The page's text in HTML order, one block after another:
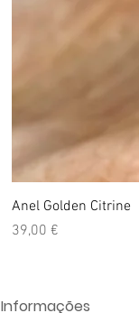
Anel Golden Citrine
Preço
39,00 €
Informações